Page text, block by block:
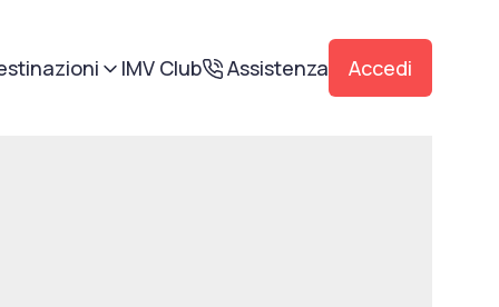
IMV Club Assistenza Accedi